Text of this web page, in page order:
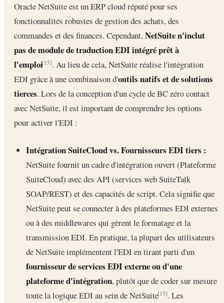
Oracle NetSuite est un ERP cloud réputé pour ses
fonctionnalités robustes de gestion des achats, des
commandes et des finances. Cependant,NetSuite n'inclut
pas de module de traduction EDI intégré prêt à
l'emploi[15]. Au lieu de cela, NetSuite réalise l'intégration
EDI grâce à une combinaison d'outils natifs et de solutions
tierces. Lors de la conception d'un cycle de BC zéro contact
avec NetSuite, il est important de comprendre les options
pour activer l'EDI :
Intégration SuiteCloud vs. Fournisseurs EDI tiers :
NetSuite fournit un cadre d'intégration ouvert (Plateforme
SuiteCloud) avec des API (services web SuiteTalk
SOAP/REST) et des capacités de script. Cela signifie que
NetSuite peut se connecter à des plateformes EDI externes
ou à des middlewares qui gèrent le formatage et la
transmission EDI. En pratique, la plupart des utilisateurs
de NetSuite implémentent l'EDI en tirant parti d'un
fournisseur de services EDI externe ou d'une
plateforme d'intégration, plutôt que de coder sur mesure
toute la logique EDI au sein de NetSuite[15]. Les